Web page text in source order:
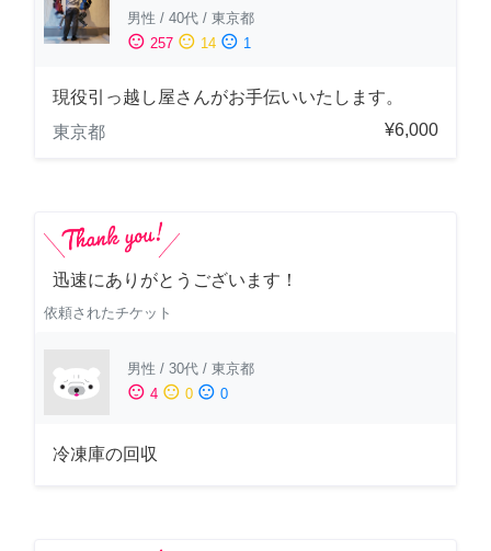
男性 / 40代 / 東京都
sentiment_satisfied 257 sentiment_neutral 14 sentiment_dissatisfied 1
現役引っ越し屋さんがお手伝いいたします。
東京都
¥6,000
迅速にありがとうございます！
依頼されたチケット
男性 / 30代 / 東京都
sentiment_satisfied 4 sentiment_neutral 0 sentiment_dissatisfied 0
冷凍庫の回収